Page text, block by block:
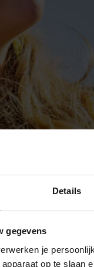
Details
gegevens
je
op te slaan
VAN